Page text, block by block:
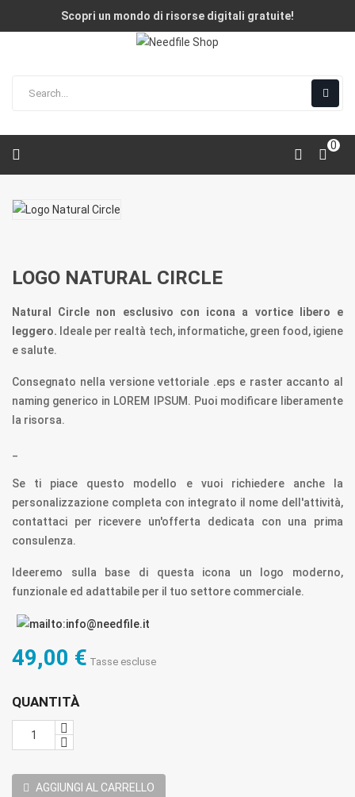
Scopri un mondo di risorse digitali gratuite!
0
LOGO NATURAL CIRCLE
Natural Circle non esclusivo con icona a vortice libero e
leggero. Ideale per realtà tech, informatiche, green food, igiene
e salute.
Consegnato nella versione vettoriale .eps e raster accanto al
naming generico in LOREM IPSUM. Puoi modificare liberamente
la risorsa.
Se ti piace questo modello e vuoi richiedere anche la
personalizzazione completa con integrato il nome dell'attività,
contattaci per ricevere un'offerta dedicata con una prima
consulenza.
Ideeremo sulla base di questa icona un logo moderno,
funzionale ed adattabile per il tuo settore commerciale.
49,00 € Tasse escluse
QUANTITÀ
AGGIUNGI AL CARRELLO